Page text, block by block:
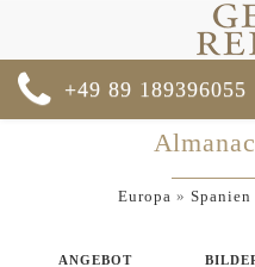
+49 89 189396055
Europa » Spanien
ANGEBOT